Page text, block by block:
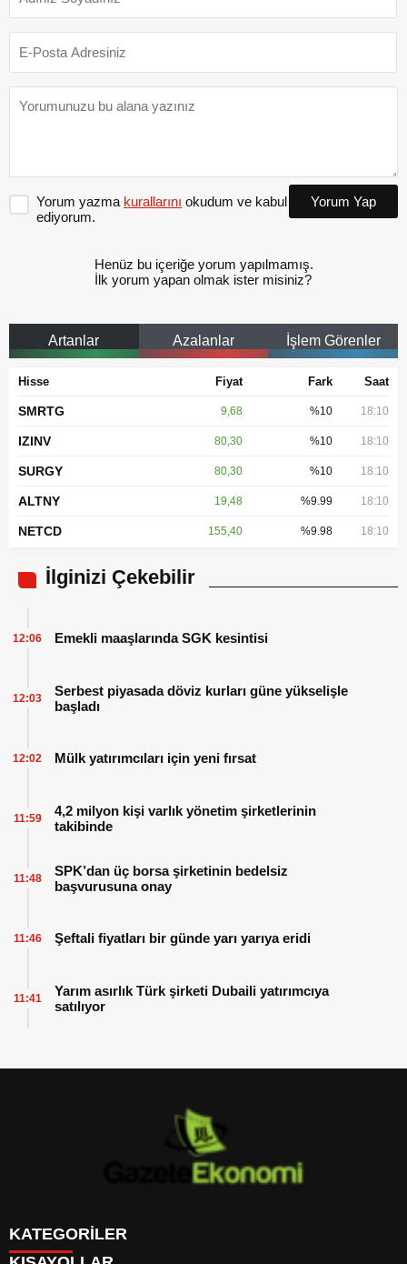
Yorum yazma kurallarını okudum ve kabul
ediyorum.
Yorum Yap
Henüz bu içeriğe yorum yapılmamış.
İlk yorum yapan olmak ister misiniz?
Artanlar Azalanlar İşlem Görenler
Hisse Fiyat Fark Saat
SMRTG 9,68 %10 18:10
IZINV 80,30 %10 18:10
SURGY 80,30 %10 18:10
ALTNY 19,48 %9.99 18:10
NETCD 155,40 %9.98 18:10
İlginizi Çekebilir
Emekli maaşlarında SGK kesintisi
12:06
Serbest piyasada döviz kurları güne yükselişle
başladı
12:03
Mülk yatırımcıları için yeni fırsat
12:02
4,2 milyon kişi varlık yönetim şirketlerinin
takibinde
11:59
SPK’dan üç borsa şirketinin bedelsiz
başvurusuna onay
11:48
Şeftali fiyatları bir günde yarı yarıya eridi
11:46
Yarım asırlık Türk şirketi Dubaili yatırımcıya
satılıyor
11:41
KATEGORİLER